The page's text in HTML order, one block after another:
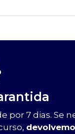
por 7 dias. Se